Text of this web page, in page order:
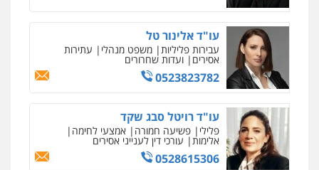
עו"ד אסף דוק
פלילי עבירות מין סמים והימורים פשיעה
חמורה חקירות ומעצרים
0526885006
עו"ד שלי גורביץ – לוי
משפט פלילי פשיעה חמורה מעצרים
וחקירות צבאי תעבורה
0544218336
עו"ד אלינור טל
עבירות פליליות משפט מנהלי עתירות
אסירים ועדות שחרורים
0523823782
עו"ד רויטל סבג שקד
פלילי פשיעה חמורה אמצעי לחימה
אלימות עורכי דין לענייני אסירים
0528615306
אחסון אתרים
מהירות הגנה גיבוי
מקצועיים לעורכי דין
מרכז התחלה חדשה
אסירים עבירות מין שירותים מקצועיים
לעורכי דין
0544500346